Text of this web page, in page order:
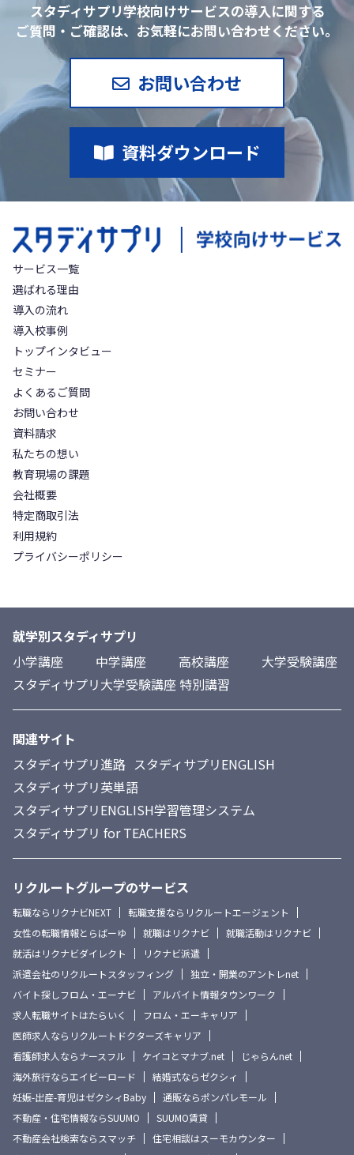
スタディサプリ学校向けサービスの導入に関する
ご質問・ご確認は、お気軽にお問い合わせください。
お問い合わせ
資料ダウンロード
サービス一覧
選ばれる理由
導入の流れ
導入校事例
トップインタビュー
セミナー
よくあるご質問
お問い合わせ
資料請求
私たちの想い
教育現場の課題
会社概要
特定商取引法
利用規約
プライバシーポリシー
就学別スタディサプリ
小学講座
中学講座 高校講座
大学受験講座
スタディサプリ大学受験講座 特別講習
関連サイト
スタディサプリ進路 スタディサプリENGLISH
スタディサプリ英単語
スタディサプリENGLISH学習管理システム
スタディサプリ for TEACHERS
リクルートグループのサービス
転職ならリクナビNEXT
転職支援ならリクルートエージェント
女性の転職情報とらばーゆ
就職はリクナビ
就職活動はリクナビ
就活はリクナビダイレクト
リクナビ派遣
派遣会社のリクルートスタッフィング
独立・開業のアントレnet
バイト探しフロム・エーナビ
アルバイト情報タウンワーク
求人転職サイトはたらいく
フロム・エーキャリア
医師求人ならリクルートドクターズキャリア
看護師求人ならナースフル
ケイコとマナブ.net
じゃらんnet
海外旅行ならエイビーロード
結婚式ならゼクシィ
妊娠-出産-育児はゼクシィBaby
通販ならポンパレモール
不動産・住宅情報ならSUUMO
SUUMO賃貸
不動産会社検索ならスマッチ
住宅相談はスーモカウンター